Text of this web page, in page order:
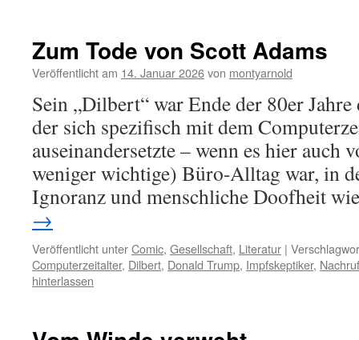
Zum Tode von Scott Adams
Veröffentlicht am 14. Januar 2026von montyarnold
Sein „Dilbert“ war Ende der 80er
der sich spezifisch mit dem
auseinandersetzte – wenn es hier auch
weniger wichtige) Büro-Alltag war, in
Ignoranz und menschliche Doofheit
→
Veröffentlicht unterComic, Gesellschaft, Literatur |
Computerzeitalter, Dilbert, Donald Trump, Impfskeptiker, Nachruf
hinterlassen